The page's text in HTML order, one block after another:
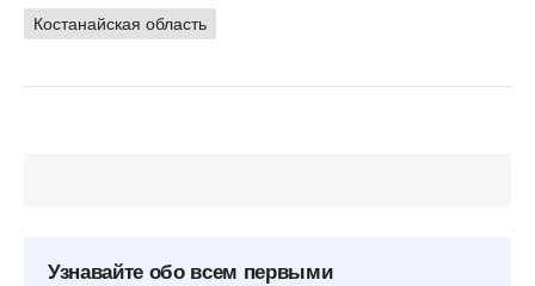
Костанайская область
Узнавайте обо всем первыми